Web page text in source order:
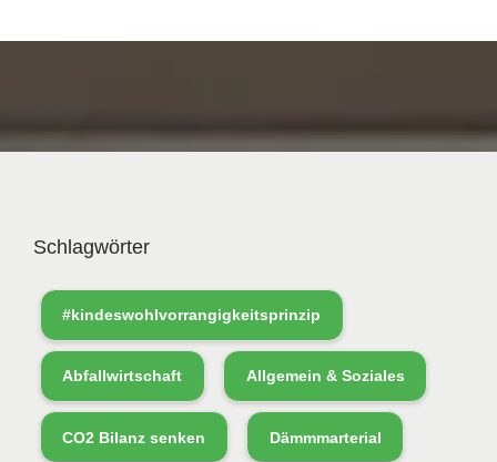
Schlagwörter
#kindeswohlvorrangigkeitsprinzip
Abfallwirtschaft Allgemein & Soziales
CO2 Bilanz senken Dämmmarterial